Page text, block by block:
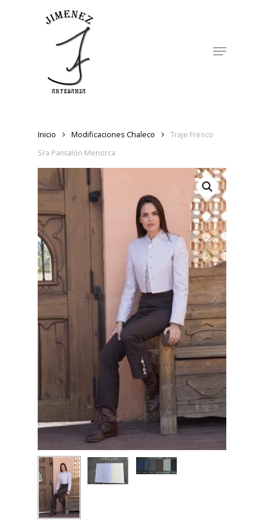
Menu
Inicio Modificaciones Chaleco
Traje Fresco
Sra Pantalón Menorca